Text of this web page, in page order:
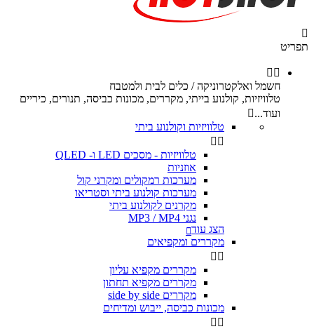

תפריט
 
חשמל ואלקטרוניקה / כלים לבית ולמטבח
טלוויזיות, קולנוע בייתי, מקררים, מכונות כביסה, תנורים, כיריים
ועוד...
טלוויזיות וקולנוע ביתי
 
טלוויזיות - מסכים LED ו- QLED
אוזניות
מערכות רמקולים ומקרני קול
מערכות קולנוע ביתי וסטריאו
מקרנים לקולנוע ביתי
נגני MP3 / MP4
הצג עוד
מקררים ומקפיאים
 
מקררים מקפיא עליון
מקררים מקפיא תחתון
מקררים side by side
מכונות כביסה, ייבוש ומדיחים
 